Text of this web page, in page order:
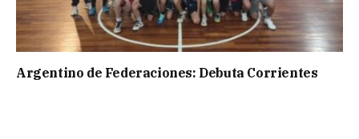
Argentino de Federaciones: Debuta Corrientes